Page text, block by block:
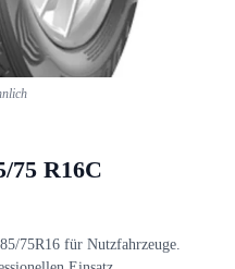
75 R16C
75R16 für Nutzfahrzeuge.